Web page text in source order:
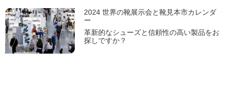
2024 世界の靴展示会と靴見本市カレンダ
ー
革新的なシューズと信頼性の高い製品をお
探しですか？